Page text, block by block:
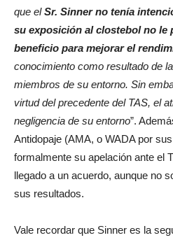
que elSr. Sinner no tenía
su exposición al clostebol no
beneficio para mejorar el
conocimiento como resultado de
miembros de su entorno. Sin
virtud del precedente del TAS, el
negligencia de su entorno”.
Antidopaje (AMA, o WADA por
formalmente su apelación ante el
llegado a un acuerdo, aunque no
sus resultados.
Vale recordar que Sinner es la